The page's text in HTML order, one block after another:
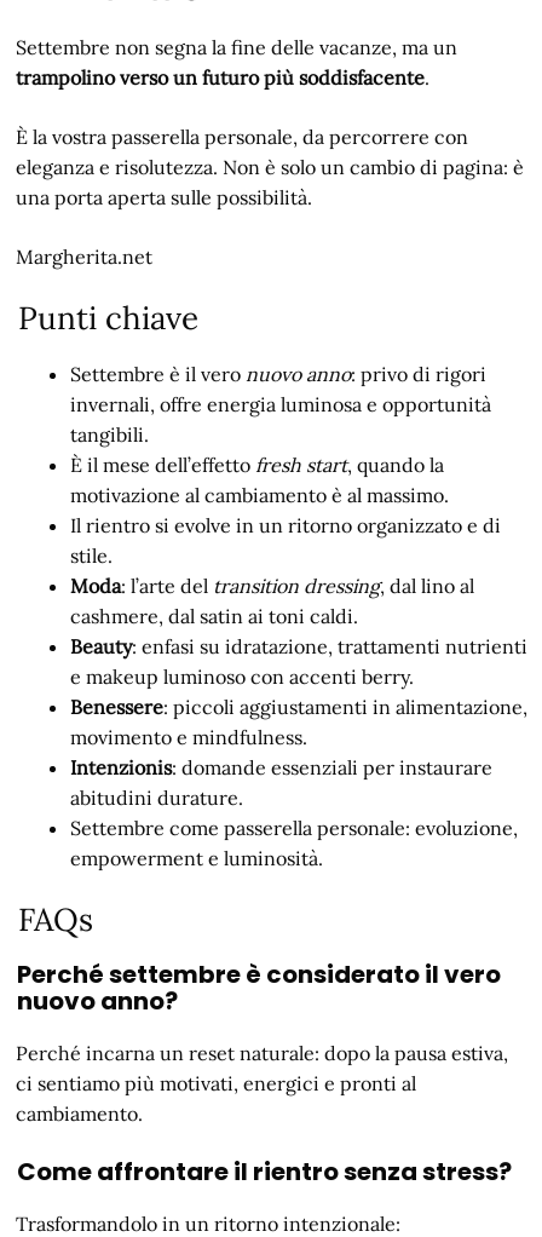
Settembre non segna la fine delle vacanze, ma un
trampolino verso un futuro più soddisfacente.
È la vostra passerella personale, da percorrere con
eleganza e risolutezza. Non è solo un cambio di pagina: è
una porta aperta sulle possibilità.
Margherita.net
Punti chiave
Settembre è il vero nuovo anno: privo di rigori
invernali, offre energia luminosa e opportunità
tangibili.
È il mese dell’effetto fresh start, quando la
motivazione al cambiamento è al massimo.
Il rientro si evolve in un ritorno organizzato e di
stile.
Moda: l’arte del transition dressing, dal lino al
cashmere, dal satin ai toni caldi.
Beauty: enfasi su idratazione, trattamenti nutrienti
e makeup luminoso con accenti berry.
Benessere: piccoli aggiustamenti in alimentazione,
movimento e mindfulness.
Intenzionis: domande essenziali per instaurare
abitudini durature.
Settembre come passerella personale: evoluzione,
empowerment e luminosità.
FAQs
Perché settembre è considerato il vero
nuovo anno?
Perché incarna un reset naturale: dopo la pausa estiva,
ci sentiamo più motivati, energici e pronti al
cambiamento.
Come affrontare il rientro senza stress?
Trasformandolo in un ritorno intenzionale: